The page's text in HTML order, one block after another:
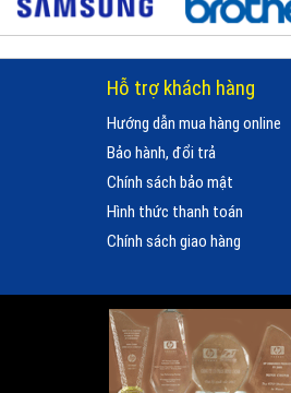
Hỗ trợ khách hàng
Hướng dẫn mua hàng online
Bảo hành, đổi trả
Chính sách bảo mật
Hình thức thanh toán
Chính sách giao hàng